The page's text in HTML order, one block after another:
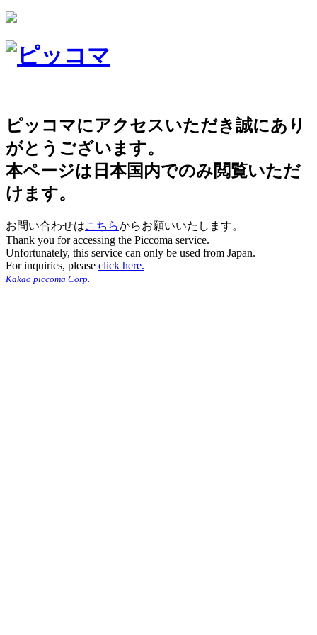
ピッコマにアクセスいただき誠にあり
がとうございます。
本ページは日本国内でのみ閲覧いただ
けます。
お問い合わせはこちらからお願いいたします。
Thank you for accessing the Piccoma service.
Unfortunately, this service can only be used from Japan.
For inquiries, please click here.
Kakao piccoma Corp.